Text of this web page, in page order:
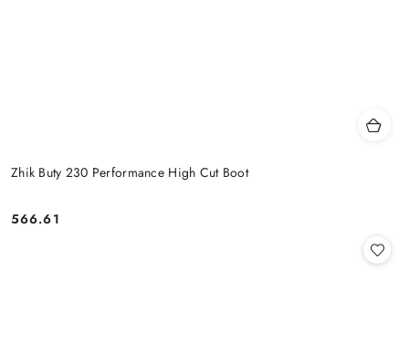
Zhik Buty 230 Performance High Cut Boot
Cena:
566.61